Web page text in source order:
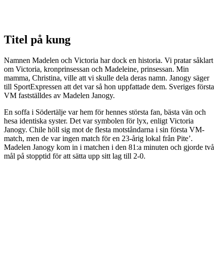
Titel på kung
Namnen Madelen och Victoria har dock en historia. Vi pratar såklart
om Victoria, kronprinsessan och Madeleine, prinsessan. Min
mamma, Christina, ville att vi skulle dela deras namn. Janogy säger
till SportExpressen att det var så hon uppfattade dem. Sveriges första
VM fastställdes av Madelen Janogy.
En soffa i Södertälje var hem för hennes största fan, bästa vän och
hesa identiska syster. Det var symbolen för lyx, enligt Victoria
Janogy. Chile höll sig mot de flesta motståndarna i sin första VM-
match, men de var ingen match för en 23-årig lokal från Pite’.
Madelen Janogy kom in i matchen i den 81:a minuten och gjorde två
mål på stopptid för att sätta upp sitt lag till 2-0.